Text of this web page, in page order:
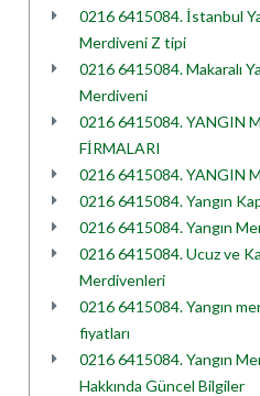
0216 6415084. İstanbul
Merdiveni Z tipi
0216 6415084. Makaralı
Merdiveni
0216 6415084. YANGIN
FİRMALARI
0216 6415084. YANGIN
0216 6415084. Yangın
0216 6415084. Yangın
0216 6415084. Ucuz ve
Merdivenleri
0216 6415084. Yangın
fiyatları
0216 6415084. Yangın
Hakkında Güncel Bilgiler